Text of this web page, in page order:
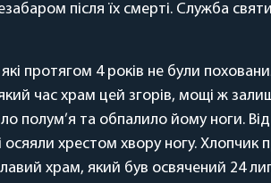
після їх смерті. Служба
протягом 4 років не були
час храм цей згорів, мощі ж
полум’я та обпалило йому ноги.
хрестом хвору ногу. Хлопчик
храм, який був освячений 24